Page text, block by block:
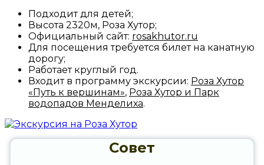
Подходит для детей;
Высота 2320м, Роза Хутор;
Официальный сайт: rosakhutor.ru
Для посещения требуется билет на канатную
дорогу;
Работает круглый год.
Входит в программу экскурсии: Роза Хутор
«Путь к вершинам», Роза Хутор и Парк
водопадов Менделиха.
Совет